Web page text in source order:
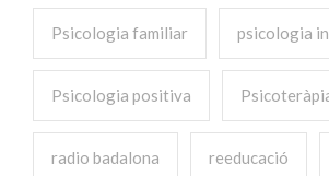
Psicologia familiar psicologia
Psicologia positiva
radio badalona reeducació